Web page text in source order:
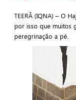
TEERÃ (IQNA) – O
por isso que muitos
peregrinação a pé.